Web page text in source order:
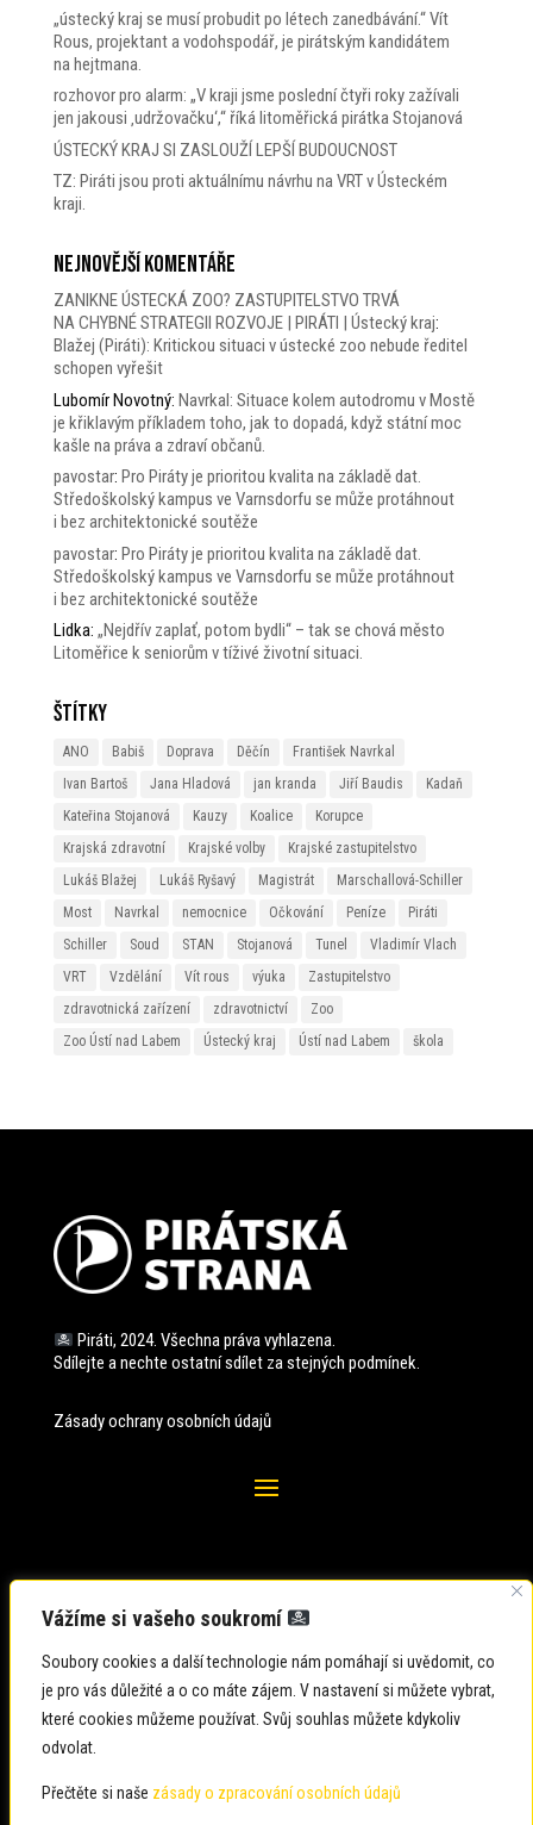
Vážíme si vašeho soukromí
Soubory cookies a další technologie nám pomáhají si uvědomit, co
je pro vás důležité a o co máte zájem. V nastavení si můžete vybrat,
které cookies můžeme používat. Svůj souhlas můžete kdykoliv
odvolat.
Přečtěte si naše zásady o zpracování osobních údajů
„ústecký kraj se musí probudit po létech zanedbávání.“ Vít
Rous, projektant a vodohspodář, je pirátským kandidátem
na hejtmana.
rozhovor pro alarm: „V kraji jsme poslední čtyři roky zažívali
jen jakousi ‚udržovačku‘,“ říká litoměřická pirátka Stojanová
ÚSTECKÝ KRAJ SI ZASLOUŽÍ LEPŠÍ BUDOUCNOST
TZ: Piráti jsou proti aktuálnímu návrhu na VRT v Ústeckém
kraji.
Nejnovější komentáře
ZANIKNE ÚSTECKÁ ZOO? ZASTUPITELSTVO TRVÁ
NA CHYBNÉ STRATEGII ROZVOJE | PIRÁTI | Ústecký kraj:
Blažej (Piráti): Kritickou situaci v ústecké zoo nebude ředitel
schopen vyřešit
Lubomír Novotný: Navrkal: Situace kolem autodromu v Mostě
je křiklavým příkladem toho, jak to dopadá, když státní moc
kašle na práva a zdraví občanů.
pavostar: Pro Piráty je prioritou kvalita na základě dat.
Středoškolský kampus ve Varnsdorfu se může protáhnout
i bez architektonické soutěže
pavostar: Pro Piráty je prioritou kvalita na základě dat.
Středoškolský kampus ve Varnsdorfu se může protáhnout
i bez architektonické soutěže
Lidka: „Nejdřív zaplať, potom bydli“ – tak se chová město
Litoměřice k seniorům v tíživé životní situaci.
Štítky
ANO Babiš Doprava Děčín
František Navrkal
Ivan Bartoš
Jana Hladová jan kranda Jiří Baudis
Kadaň
Kateřina Stojanová
Kauzy Koalice
Korupce
Krajská zdravotní
Krajské volby
Krajské zastupitelstvo
Lukáš Blažej
Lukáš Ryšavý Magistrát
Marschallová-Schiller
Most
Navrkal nemocnice Očkování Peníze
Piráti
Schiller
Soud STAN Stojanová Tunel
Vladimír Vlach
VRT
Vzdělání Vít rous výuka
Zastupitelstvo
zdravotnická zařízení
zdravotnictví
Zoo
Zoo Ústí nad Labem
Ústecký kraj Ústí nad Labem škola
Piráti, 2024. Všechna práva vyhlazena.
Sdílejte a nechte ostatní sdílet za stejných podmínek.
Zásady ochrany osobních údajů
Zadavatel: Česká pirátská strana